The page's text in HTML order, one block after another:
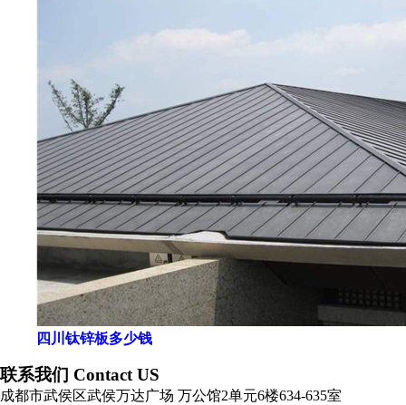
四川钛锌板多少钱
联系我们 Contact US
成都市武侯区武侯万达广场 万公馆2单元6楼634-635室